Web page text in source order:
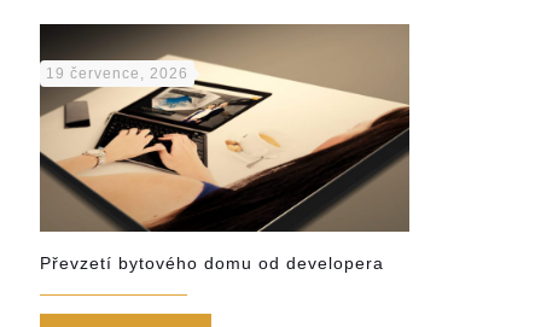
19 července, 2026
Převzetí bytového domu od developera